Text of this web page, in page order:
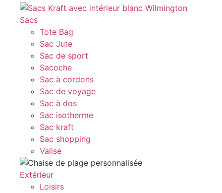
Sacs
Tote Bag
Sac Jute
Sac de sport
Sacoche
Sac à cordons
Sac de voyage
Sac à dos
Sac isotherme
Sac kraft
Sac shopping
Valise
Extérieur
Loisirs